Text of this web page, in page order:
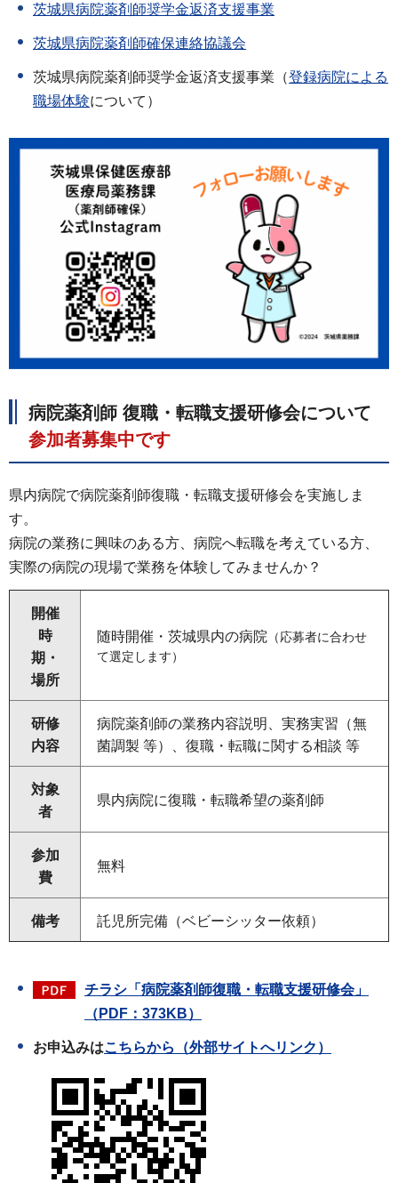
茨城県病院薬剤師奨学金返済支援事業
茨城県病院薬剤師確保連絡協議会
茨城県病院薬剤師奨学金返済支援事業（登録病院による
職場体験について）
病院薬剤師 復職・転職支援研修会について
参加者募集中です
県内病院で病院薬剤師復職・転職支援研修会を実施しま
す。
病院の業務に興味のある方、病院へ転職を考えている方、
実際の病院の現場で業務を体験してみませんか？
開催
時
期・
場所
随時開催・茨城県内の病院 （応募者に合わせ
て選定します）
研修
内容
病院薬剤師の業務内容説明、実務実習（無
菌調製 等）、復職・転職に関する相談 等
対象
者
県内病院に復職・転職希望の薬剤師
参加
費
無料
備考 託児所完備（ベビーシッター依頼）
チラシ「病院薬剤師復職・転職支援研修会」
（PDF：373KB）
お申込みはこちらから（外部サイトへリンク）